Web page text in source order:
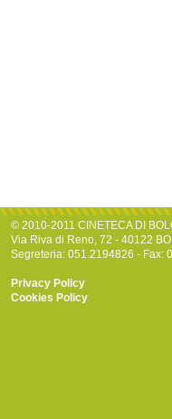
© 2010-2011 CINETECA DI
Via Riva di Reno, 72 - 40122
Segreteria: 051.2194826 - Fax:
Privacy Policy
Cookies Policy